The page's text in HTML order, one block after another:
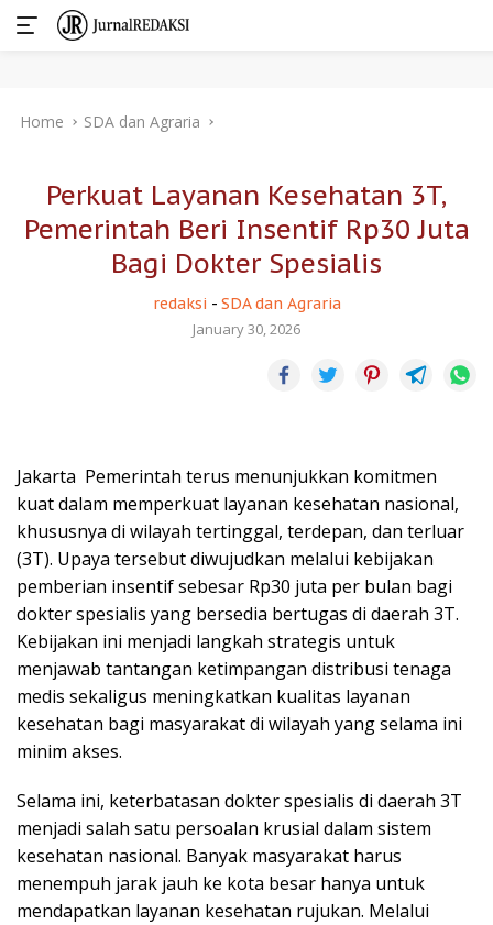
Home SDA dan Agraria
Perkuat Layanan Kesehatan 3T,
Pemerintah Beri Insentif Rp30 Juta
Bagi Dokter Spesialis
redaksi - SDA dan Agraria
January 30, 2026
Jakarta  Pemerintah terus menunjukkan komitmen
kuat dalam memperkuat layanan kesehatan nasional,
khususnya di wilayah tertinggal, terdepan, dan terluar
(3T). Upaya tersebut diwujudkan melalui kebijakan
pemberian insentif sebesar Rp30 juta per bulan bagi
dokter spesialis yang bersedia bertugas di daerah 3T.
Kebijakan ini menjadi langkah strategis untuk
menjawab tantangan ketimpangan distribusi tenaga
medis sekaligus meningkatkan kualitas layanan
kesehatan bagi masyarakat di wilayah yang selama ini
minim akses.
Selama ini, keterbatasan dokter spesialis di daerah 3T
menjadi salah satu persoalan krusial dalam sistem
kesehatan nasional. Banyak masyarakat harus
menempuh jarak jauh ke kota besar hanya untuk
mendapatkan layanan kesehatan rujukan. Melalui